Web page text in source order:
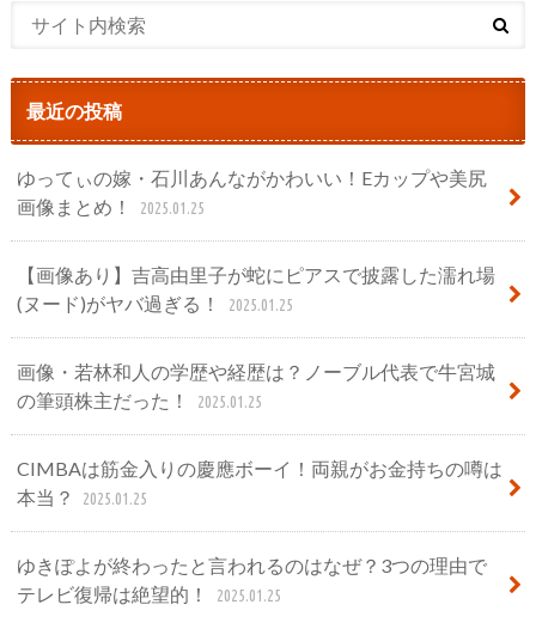
最近の投稿
ゆってぃの嫁・石川あんながかわいい！Eカップや美尻
画像まとめ！
2025.01.25
【画像あり】吉高由里子が蛇にピアスで披露した濡れ場
(ヌード)がヤバ過ぎる！
2025.01.25
画像・若林和人の学歴や経歴は？ノーブル代表で牛宮城
の筆頭株主だった！
2025.01.25
CIMBAは筋金入りの慶應ボーイ！両親がお金持ちの噂は
本当？
2025.01.25
ゆきぽよが終わったと言われるのはなぜ？3つの理由で
テレビ復帰は絶望的！
2025.01.25